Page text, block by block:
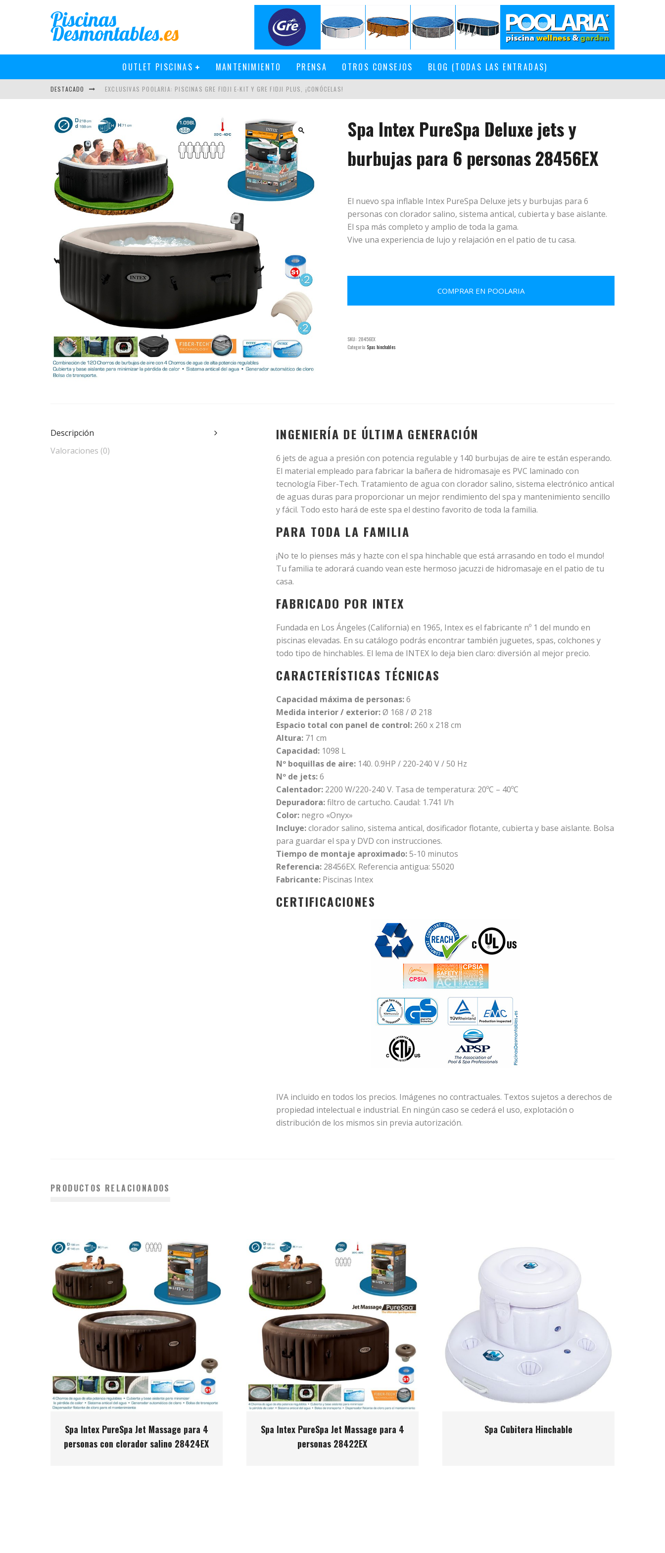
OUTLET PISCINAS MANTENIMIENTO PRENSA OTROS CONSEJOS BLOG (TODAS LAS ENTRADAS)
DESTACADO EXCLUSIVAS POOLARIA: PISCINAS GRE FIDJI E-KIT Y GRE FIDJI PLUS, ¡CONÓCELAS!
PISCINAS GRE 2018: MÁS Y MEJOR
CÓMO INSTALAR UN CLORADOR SALINO EN UNA PISCINA DESMONTABLE
Spa Intex PureSpa Deluxe jets y
burbujas para 6 personas 28456EX
El nuevo spa inflable Intex PureSpa Deluxe jets y burbujas para 6
personas con clorador salino, sistema antical, cubierta y base aislante.
El spa más completo y amplio de toda la gama.
Vive una experiencia de lujo y relajación en el patio de tu casa.
COMPRAR EN POOLARIA
SKU: 28456EX
Categoría: Spas hinchables
Descripción
Valoraciones (0)
INGENIERÍA DE ÚLTIMA GENERACIÓN
6 jets de agua a presión con potencia regulable y 140 burbujas de aire te están esperando.
El material empleado para fabricar la bañera de hidromasaje es PVC laminado con
tecnología Fiber-Tech. Tratamiento de agua con clorador salino, sistema electrónico antical
de aguas duras para proporcionar un mejor rendimiento del spa y mantenimiento sencillo
y fácil. Todo esto hará de este spa el destino favorito de toda la familia.
PARA TODA LA FAMILIA
¡No te lo pienses más y hazte con el spa hinchable que está arrasando en todo el mundo!
Tu familia te adorará cuando vean este hermoso jacuzzi de hidromasaje en el patio de tu
casa.
FABRICADO POR INTEX
Fundada en Los Ángeles (California) en 1965, Intex es el fabricante nº 1 del mundo en
piscinas elevadas. En su catálogo podrás encontrar también juguetes, spas, colchones y
todo tipo de hinchables. El lema de INTEX lo deja bien claro: diversión al mejor precio.
CARACTERÍSTICAS TÉCNICAS
Capacidad máxima de personas:6
Medida interior / exterior:Ø 168 / Ø 218
Espacio total con panel de control: 260 x 218 cm
Altura: 71 cm
Capacidad: 1098 L
Nº boquillas de aire: 140. 0.9HP / 220-240 V / 50 Hz
Nº de jets:6
Calentador: 2200 W/220-240 V. Tasa de temperatura: 20ºC – 40ºC
Depuradora:filtro de cartucho. Caudal: 1.741 l/h
Color: negro «Onyx»
Incluye:clorador salino, sistema antical, dosificador flotante, cubierta y base aislante. Bolsa
para guardar el spa y DVD con instrucciones.
Tiempo de montaje aproximado:5-10 minutos
Referencia: 28456EX. Referencia antigua: 55020
Fabricante: Piscinas Intex
CERTIFICACIONES
IVA incluido en todos los precios. Imágenes no contractuales. Textos sujetos a derechos de
propiedad intelectual e industrial. En ningún caso se cederá el uso, explotación o
distribución de los mismos sin previa autorización.
PRODUCTOS RELACIONADOS
Spa Intex PureSpa Jet Massage para 4
personas con clorador salino 28424EX
Spa Intex PureSpa Jet Massage para 4
personas 28422EX
Spa Cubitera Hinchable